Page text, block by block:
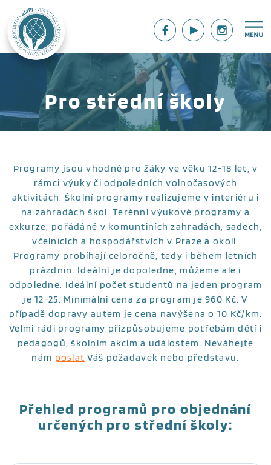
Pro střední školy
Programy jsou vhodné pro žáky ve věku 12-18 let, v
rámci výuky či odpoledních volnočasových
aktivitách. Školní programy realizujeme v interiéru i
na zahradách škol. Terénní výukové programy a
exkurze, pořádáné v komuntiních zahradách, sadech,
včelnicích a hospodářstvích v Praze a okolí.
Programy probíhají celoročně, tedy i během letních
prázdnin. Ideální je dopoledne, můžeme ale i
odpoledne. Ideální počet studentů na jeden program
je 12-25. Minimální cena za program je 960 Kč. V
případě dopravy autem je cena navýšena o 10 Kč/km.
Velmi rádi programy přizpůsobujeme potřebám dětí i
pedagogů, školním akcím a událostem. Neváhejte
nám poslat Váš požadavek nebo představu.
Přehled programů pro objednání
určených pro střední školy: